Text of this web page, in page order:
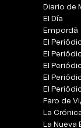
Diario de
El Día
Empordà
El
El
El
El
El
Faro de
La
La Nueva